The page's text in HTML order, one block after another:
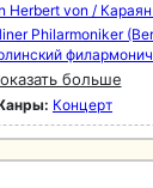
Herbert von /
Philarmoniker
больше
Концерт